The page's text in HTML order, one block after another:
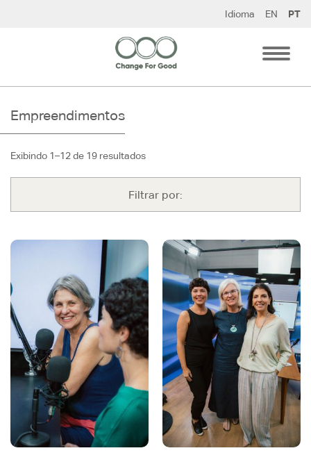
Idioma EN PT
Empreendimentos
Exibindo 1–12 de 19 resultados
Filtrar por: